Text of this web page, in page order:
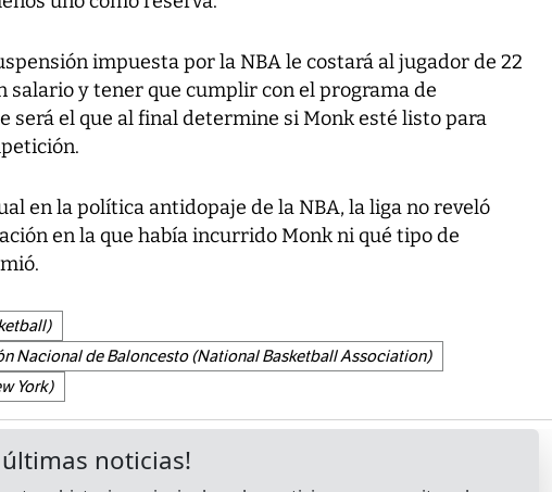
impuesta por la NBA le costará al jugador de 22
salario y tener que cumplir con el programa de
será el que al final determine si Monk esté listo para
en la política antidopaje de la NBA, la liga no reveló
en la que había incurrido Monk ni qué tipo de
Nacional de Baloncesto (National Basketball Association)
York)